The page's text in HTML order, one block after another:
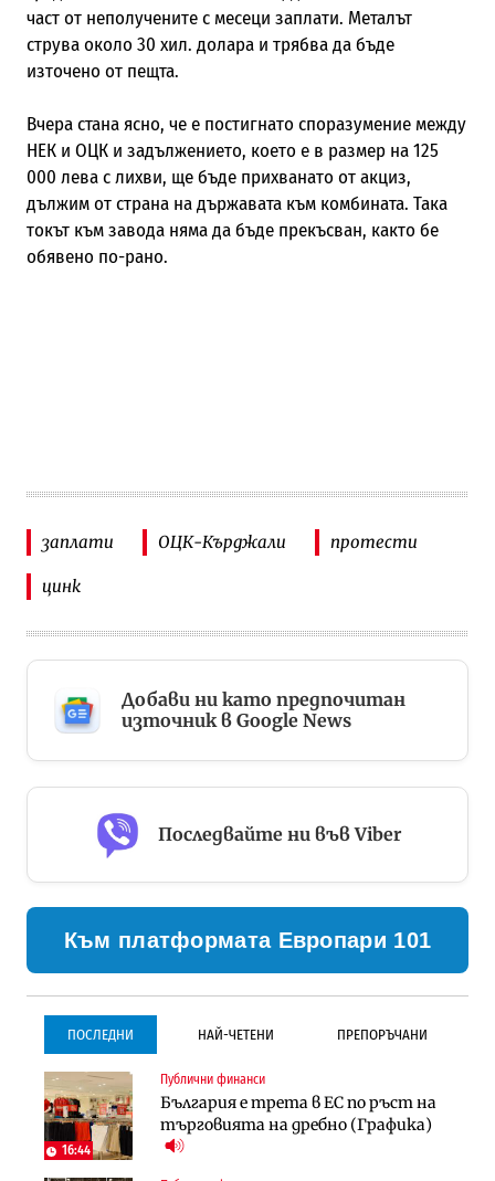
част от неполучените с месеци заплати. Металът
струва около 30 хил. долара и трябва да бъде
източено от пещта.
Вчера стана ясно, че е постигнато споразумение между
НЕК и ОЦК и задължението, което е в размер на 125
000 лева с лихви, ще бъде прихванато от акциз,
дължим от страна на държавата към комбината. Така
токът към завода няма да бъде прекъсван, както бе
обявено по-рано.
заплати ОЦК-Кърджали протести
цинк
Добави ни като предпочитан
източник в Google News
Последвайте ни във Viber
Към платформата Европари 101
ПОСЛЕДНИ НАЙ-ЧЕТЕНИ ПРЕПОРЪЧАНИ
16:44
Публични финанси
България е трета в ЕС по ръст на
търговията на дребно (Графика)
Инфраструктура
Проектирането на тунела под
Петрохан ще върви паралелно с
екологичните оценки
Инфраструктура
Проектирането на тунела под
Петрохан ще върви паралелно с
екологичните оценки